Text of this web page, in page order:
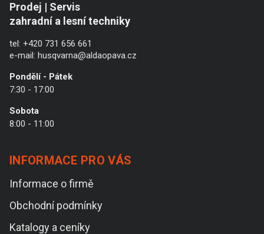
Prodej | Servis
zahradní a lesní techniky
tel: +420 731 656 661
e-mail: husqvarna@aldaopava.cz
Pondělí - Pátek
7:30 - 17:00
Sobota
8:00 - 11:00
INFORMACE PRO VÁS
Informace o firmě
Obchodní podmínky
Katalogy a ceníky